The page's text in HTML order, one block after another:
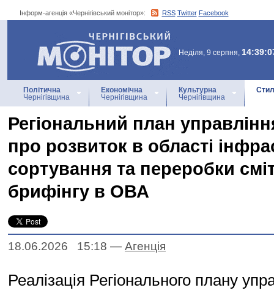
Інформ-агенція «Чернігівський монітор»: RSS Twitter Facebook
Інформ-агенція
«Чернігівський монітор»
Неділя, 9 серпня,
Політична
Чернігівщина
Економічна
Чернігівщина
Культурна
Чернігівщина
Регіональний план
про розвиток в області
сортування та переробки
брифінгу в ОВА
18.06.2026 15:18 — Агенцiя
Реалізація Регіонального плану